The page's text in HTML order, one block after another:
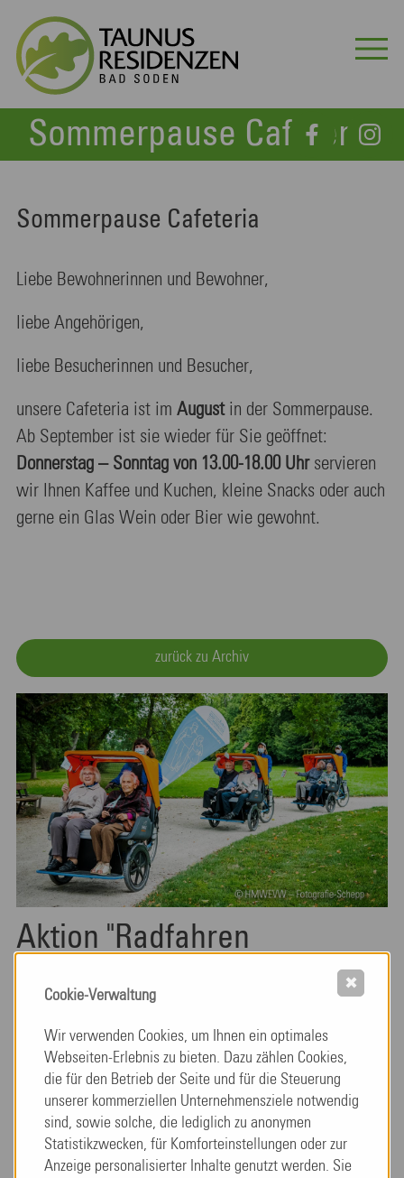
Sommerpause Cafeteria
Sommerpause Cafeteria
Liebe Bewohnerinnen und Bewohner,
liebe Angehörigen,
liebe Besucherinnen und Besucher,
unsere Cafeteria ist im Augustin der Sommerpause.
Ab September ist sie wieder für Sie geöffnet:
Donnerstag – Sonntag von 13.00-18.00 Uhrservieren
wir Ihnen Kaffee und Kuchen, kleine Snacks oder auch
gerne ein Glas Wein oder Bier wie gewohnt.
zurück zu Archiv
Aktion "Radfahren
gemeinsam neu entdecken"
weiterlesen
Cookie-Verwaltung
Wir verwenden Cookies, um Ihnen ein optimales
Webseiten-Erlebnis zu bieten. Dazu zählen Cookies,
die für den Betrieb der Seite und für die Steuerung
unserer kommerziellen Unternehmensziele notwendig
sind, sowie solche, die lediglich zu anonymen
Statistikzwecken, für Komforteinstellungen oder zur
Anzeige personalisierter Inhalte genutzt werden. Sie
✖